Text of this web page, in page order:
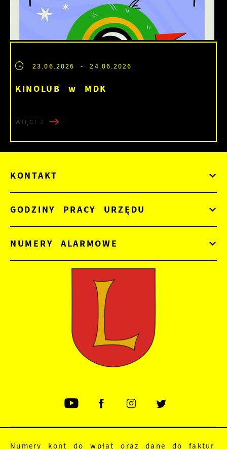
23.06.2026 - 24.06.2026
KINOLUB w MDK
WIĘCEJ
KONTAKT
GODZINY PRACY URZĘDU
NUMERY ALARMOWE
Numery kont do wpłat oraz dane do faktur